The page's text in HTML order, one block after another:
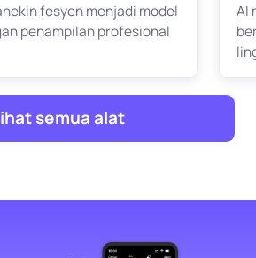
fesyen menjadi model
penampilan profesional
AI
semua alat